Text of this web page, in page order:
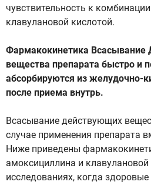
чувствительность к
клавулановой кислотой.
Фармакокинетика Всасывание
вещества препарата быстро и
абсорбируются из желудочно-
после приема внутрь.
Всасывание действующих
случае применения препарата
Ниже приведены
амоксициллина и
исследованиях, когда